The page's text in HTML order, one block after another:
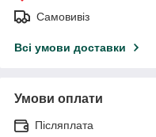
Самовивіз
Всі умови доставки
Умови оплати
Післяплата